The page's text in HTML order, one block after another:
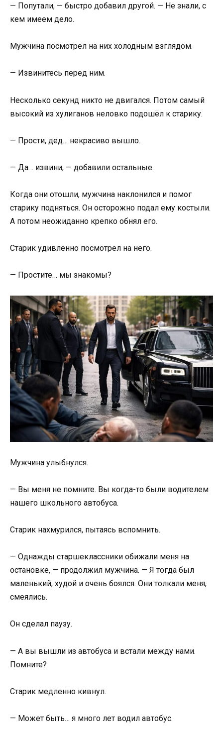
— Попутали, — быстро добавил другой. — Не знали, с
кем имеем дело.
Мужчина посмотрел на них холодным взглядом.
— Извинитесь перед ним.
Несколько секунд никто не двигался. Потом самый
высокий из хулиганов неловко подошёл к старику.
— Прости, дед… некрасиво вышло.
— Да… извини, — добавили остальные.
Когда они отошли, мужчина наклонился и помог
старику подняться. Он осторожно подал ему костыли.
А потом неожиданно крепко обнял его.
Старик удивлённо посмотрел на него.
— Простите… мы знакомы?
Мужчина улыбнулся.
— Вы меня не помните. Вы когда-то были водителем
нашего школьного автобуса.
Старик нахмурился, пытаясь вспомнить.
— Однажды старшеклассники обижали меня на
остановке, — продолжил мужчина. — Я тогда был
маленький, худой и очень боялся. Они толкали меня,
смеялись.
Он сделал паузу.
— А вы вышли из автобуса и встали между нами.
Помните?
Старик медленно кивнул.
— Может быть… я много лет водил автобус.